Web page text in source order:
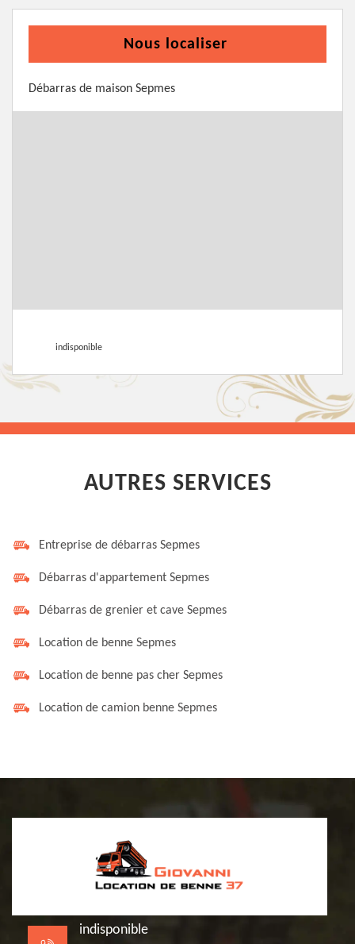
Nous localiser
Débarras de maison Sepmes
indisponible
AUTRES SERVICES
Entreprise de débarras Sepmes
Débarras d'appartement Sepmes
Débarras de grenier et cave Sepmes
Location de benne Sepmes
Location de benne pas cher Sepmes
Location de camion benne Sepmes
indisponible